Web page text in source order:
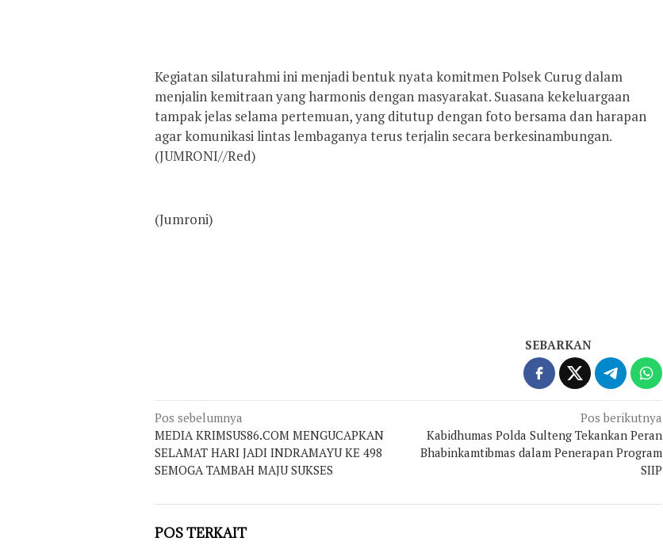
‎Kegiatan silaturahmi ini menjadi bentuk nyata komitmen Polsek Curug dalam
menjalin kemitraan yang harmonis dengan masyarakat. Suasana kekeluargaan
tampak jelas selama pertemuan, yang ditutup dengan foto bersama dan harapan
agar komunikasi lintas lembaganya terus terjalin secara berkesinambungan.
(JUMRONI//Red)
(Jumroni)
SEBARKAN
Navigasi
pos
Pos sebelumnya
MEDIA KRIMSUS86.COM MENGUCAPKAN
SELAMAT HARI JADI INDRAMAYU KE 498
SEMOGA TAMBAH MAJU SUKSES
Pos berikutnya
Kabidhumas Polda Sulteng Tekankan Peran
Bhabinkamtibmas dalam Penerapan Program
SIIP
POS TERKAIT